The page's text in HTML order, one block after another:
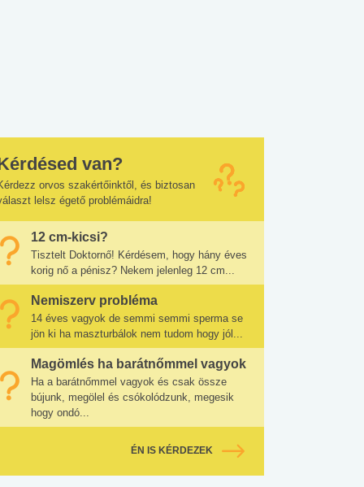
van?
orvos szakértőinktől, és biztosan
lelsz égető problémáidra!
12 cm-kicsi?
Tisztelt Doktornő! Kérdésem, hogy hány éves
korig nő a pénisz? Nekem jelenleg 12 cm...
Nemiszerv probléma
14 éves vagyok de semmi semmi sperma se
jön ki ha maszturbálok nem tudom hogy jól...
Magömlés ha barátnőmmel vagyok
Ha a barátnőmmel vagyok és csak össze
bújunk, megölel és csókolódzunk, megesik
hogy ondó...
ÉN IS KÉRDEZEK